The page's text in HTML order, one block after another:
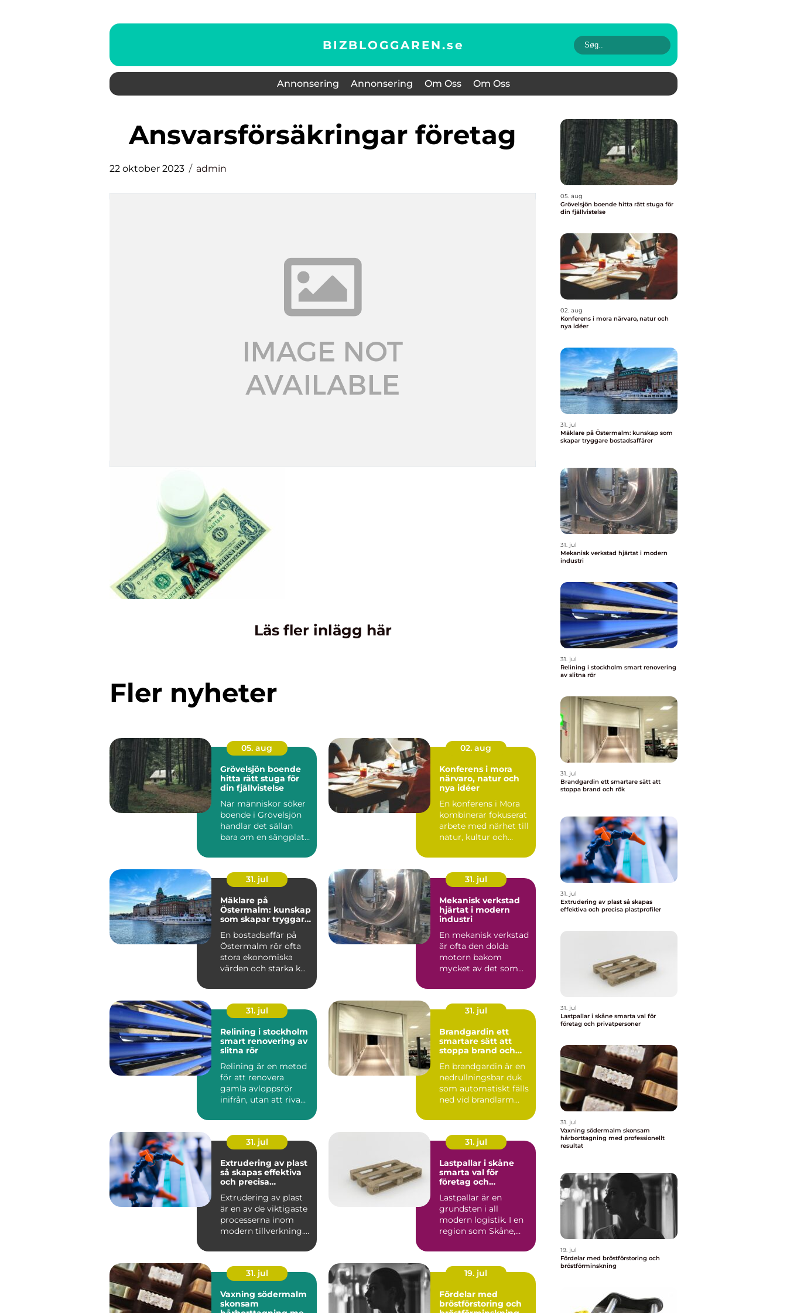
BIZBLOGGAREN.se
Annonsering Annonsering Om Oss Om Oss
ansvarsförsäkringar företag
22 oktober 2023 admin
Läs fler inlägg här
Fler nyheter
05. aug
Grövelsjön boende
hitta rätt stuga för
din fjällvistelse
När människor söker
boende i Grövelsjön
handlar det sällan
bara om en sängplats.
02. aug
Konferens i mora
närvaro, natur och
nya idéer
En konferens i Mora
kombinerar fokuserat
arbete med närhet till
natur, kultur och
31. jul
Mäklare på
Östermalm: kunskap
som skapar tryggare
En bostadsaffär på
Östermalm rör ofta
stora ekonomiska
värden och starka k...
31. jul
Mekanisk verkstad
hjärtat i modern
industri
En mekanisk verkstad
är ofta den dolda
motorn bakom
mycket av det som
Maskiner ...
31. jul
Relining i stockholm
smart renovering av
slitna rör
Relining är en metod
för att renovera
gamla avloppsrör
inifrån, utan att riva
stä...
31. jul
Brandgardin ett
smartare sätt att
stoppa brand och
En brandgardin är en
nedrullningsbar duk
som automatiskt fälls
ned vid brandlarm
31. jul
Extrudering av plast
så skapas effektiva
och precisa
Extrudering av plast
är en av de viktigaste
processerna inom
modern tillverkning.
31. jul
Lastpallar i skåne
smarta val för
företag och
Lastpallar är en
grundsten i all
modern logistik. I en
region som Skåne,
industri...
31. jul
Vaxning södermalm
skonsam
19. jul
Fördelar med
bröstförstoring och
05. aug
Grövelsjön boende hitta rätt stuga för
din fjällvistelse
02. aug
Konferens i mora närvaro, natur och
nya idéer
31. jul
Mäklare på Östermalm: kunskap som
skapar tryggare bostadsaffärer
31. jul
Mekanisk verkstad hjärtat i modern
industri
31. jul
Relining i stockholm smart renovering
av slitna rör
31. jul
Brandgardin ett smartare sätt att
stoppa brand och rök
31. jul
Extrudering av plast så skapas
effektiva och precisa plastprofiler
31. jul
Lastpallar i skåne smarta val för
företag och privatpersoner
31. jul
Vaxning södermalm skonsam
hårborttagning med professionellt
resultat
19. jul
Fördelar med bröstförstoring och
bröstförminskning